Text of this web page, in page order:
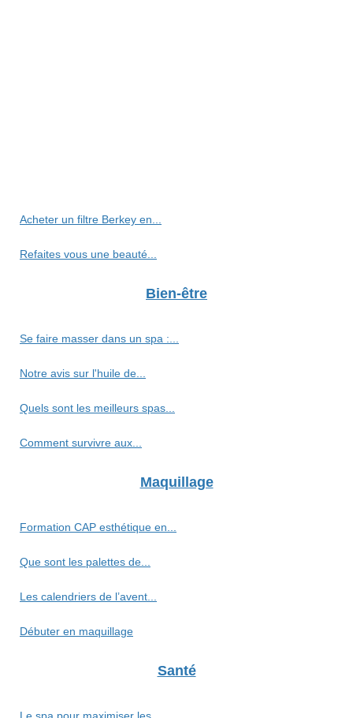
Acheter un filtre Berkey en...
Refaites vous une beauté...
Bien-être
Se faire masser dans un spa :...
Notre avis sur l'huile de...
Quels sont les meilleurs spas...
Comment survivre aux...
Maquillage
Formation CAP esthétique en...
Que sont les palettes de...
Les calendriers de l’avent...
Débuter en maquillage
Santé